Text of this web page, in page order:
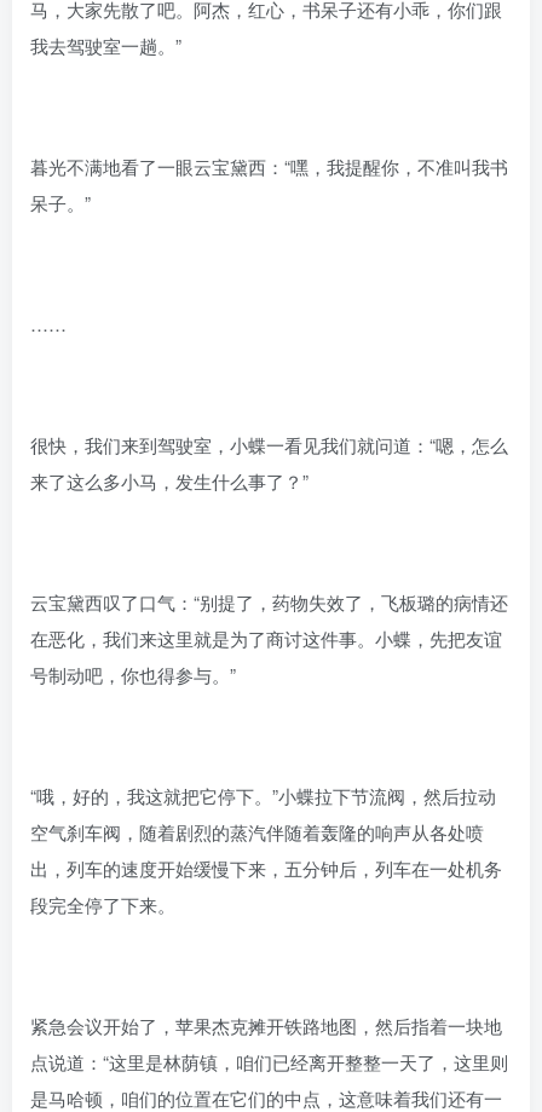
马，大家先散了吧。阿杰，红心，书呆子还有小乖，你们跟
我去驾驶室一趟。”
暮光不满地看了一眼云宝黛西：“嘿，我提醒你，不准叫我书
呆子。”
……
很快，我们来到驾驶室，小蝶一看见我们就问道：“嗯，怎么
来了这么多小马，发生什么事了？”
云宝黛西叹了口气：“别提了，药物失效了，飞板璐的病情还
在恶化，我们来这里就是为了商讨这件事。小蝶，先把友谊
号制动吧，你也得参与。”
“哦，好的，我这就把它停下。”小蝶拉下节流阀，然后拉动
空气刹车阀，随着剧烈的蒸汽伴随着轰隆的响声从各处喷
出，列车的速度开始缓慢下来，五分钟后，列车在一处机务
段完全停了下来。
紧急会议开始了，苹果杰克摊开铁路地图，然后指着一块地
点说道：“这里是林荫镇，咱们已经离开整整一天了，这里则
是马哈顿，咱们的位置在它们的中点，这意味着我们还有一